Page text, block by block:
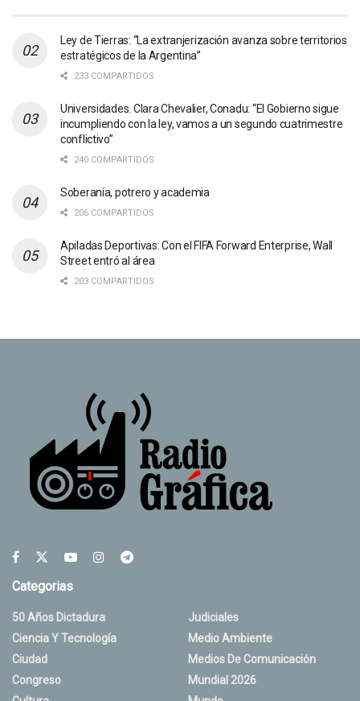
Ley de Tierras: “La extranjerización avanza sobre territorios
estratégicos de la Argentina”
233 COMPARTIDOS
Universidades. Clara Chevalier, Conadu: “El Gobierno sigue
incumpliendo con la ley, vamos a un segundo cuatrimestre
conflictivo”
240 COMPARTIDOS
Soberanía, potrero y academia
206 COMPARTIDOS
Apiladas Deportivas: Con el FIFA Forward Enterprise, Wall
Street entró al área
203 COMPARTIDOS
Categorias
50 Años Dictadura
Ciencia Y Tecnología
Ciudad
Congreso
Judiciales
Medio Ambiente
Medios De Comunicación
Mundial 2026